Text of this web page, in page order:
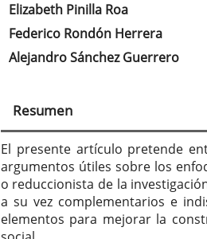
Contenido
principal
artículo
Elizabeth Pinilla Roa
Federico Rondón Herrera
Alejandro Sánchez Guerrero
Resumen
El presente artículo pretende
argumentos útiles sobre los
o reduccionista de la
a su vez complementarios e
elementos para mejorar la